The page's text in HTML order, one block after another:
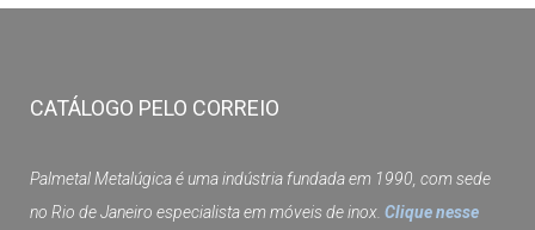
CATÁLOGO PELO CORREIO
Palmetal Metalúgica é uma indústria fundada em 1990, com sede
no Rio de Janeiro especialista em móveis de inox. Clique nesse